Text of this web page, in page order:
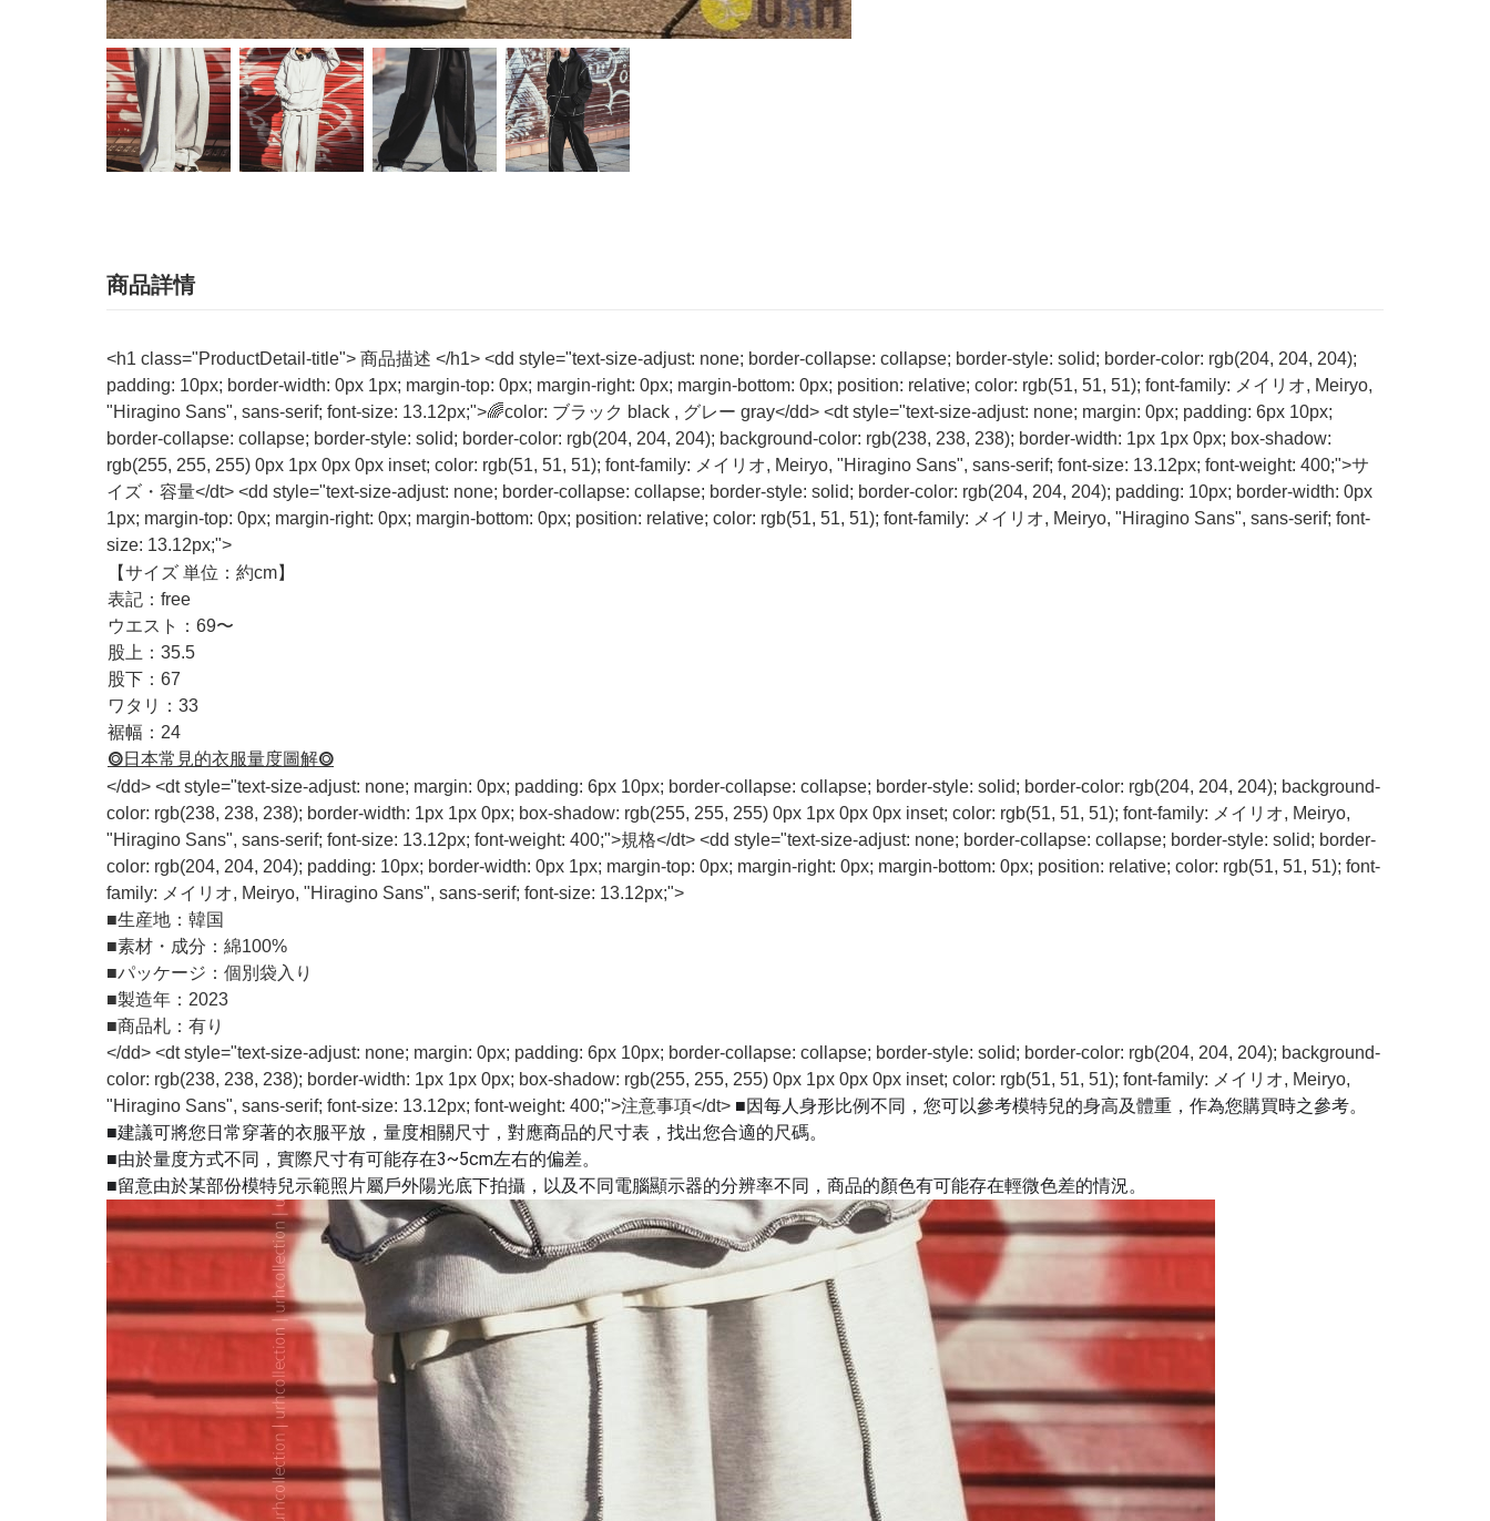
商品詳情
<h1 class="ProductDetail-title"> 商品描述 </h1> <dd style="text-size-adjust: none; border-collapse: collapse; border-style: solid; border-color: rgb(204, 204, 204);
padding: 10px; border-width: 0px 1px; margin-top: 0px; margin-right: 0px; margin-bottom: 0px; position: relative; color: rgb(51, 51, 51); font-family: メイリオ, Meiryo,
"Hiragino Sans", sans-serif; font-size: 13.12px;">🌈color: ブラック black , グレー gray</dd> <dt style="text-size-adjust: none; margin: 0px; padding: 6px 10px;
border-collapse: collapse; border-style: solid; border-color: rgb(204, 204, 204); background-color: rgb(238, 238, 238); border-width: 1px 1px 0px; box-shadow:
rgb(255, 255, 255) 0px 1px 0px 0px inset; color: rgb(51, 51, 51); font-family: メイリオ, Meiryo, "Hiragino Sans", sans-serif; font-size: 13.12px; font-weight: 400;">サ
イズ・容量</dt> <dd style="text-size-adjust: none; border-collapse: collapse; border-style: solid; border-color: rgb(204, 204, 204); padding: 10px; border-width: 0px
1px; margin-top: 0px; margin-right: 0px; margin-bottom: 0px; position: relative; color: rgb(51, 51, 51); font-family: メイリオ, Meiryo, "Hiragino Sans", sans-serif; font-
size: 13.12px;">
【サイズ 単位：約cm】
表記：free
ウエスト：69〜
股上：35.5
股下：67
ワタリ：33
裾幅：24
⭗日本常見的衣服量度圖解⭗
</dd> <dt style="text-size-adjust: none; margin: 0px; padding: 6px 10px; border-collapse: collapse; border-style: solid; border-color: rgb(204, 204, 204); background-
color: rgb(238, 238, 238); border-width: 1px 1px 0px; box-shadow: rgb(255, 255, 255) 0px 1px 0px 0px inset; color: rgb(51, 51, 51); font-family: メイリオ, Meiryo,
"Hiragino Sans", sans-serif; font-size: 13.12px; font-weight: 400;">規格</dt> <dd style="text-size-adjust: none; border-collapse: collapse; border-style: solid; border-
color: rgb(204, 204, 204); padding: 10px; border-width: 0px 1px; margin-top: 0px; margin-right: 0px; margin-bottom: 0px; position: relative; color: rgb(51, 51, 51); font-
family: メイリオ, Meiryo, "Hiragino Sans", sans-serif; font-size: 13.12px;">
■生産地：韓国
■素材・成分：綿100%
■パッケージ：個別袋入り
■製造年：2023
■商品札：有り
</dd> <dt style="text-size-adjust: none; margin: 0px; padding: 6px 10px; border-collapse: collapse; border-style: solid; border-color: rgb(204, 204, 204); background-
color: rgb(238, 238, 238); border-width: 1px 1px 0px; box-shadow: rgb(255, 255, 255) 0px 1px 0px 0px inset; color: rgb(51, 51, 51); font-family: メイリオ, Meiryo,
"Hiragino Sans", sans-serif; font-size: 13.12px; font-weight: 400;">注意事項</dt> ■因每人身形比例不同，您可以參考模特兒的身高及體重，作為您購買時之參考。
■建議可將您日常穿著的衣服平放，量度相關尺寸，對應商品的尺寸表，找出您合適的尺碼。
■由於量度方式不同，實際尺寸有可能存在3~5cm左右的偏差。
■留意由於某部份模特兒示範照片屬戶外陽光底下拍攝，以及不同電腦顯示器的分辨率不同，商品的顏色有可能存在輕微色差的情況。